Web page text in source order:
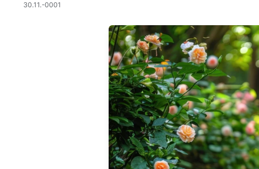
30.11.-0001